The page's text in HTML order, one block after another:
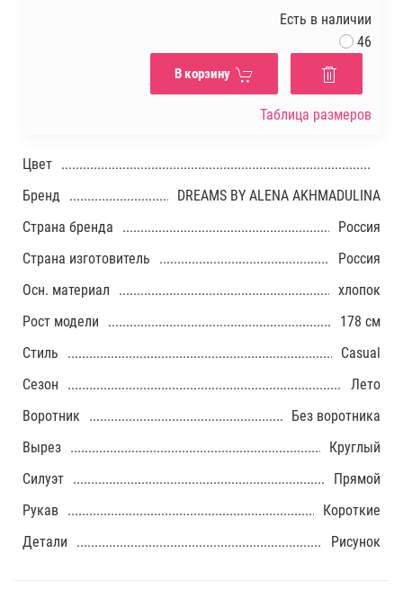
Есть в наличии
46
В корзину
Таблица размеров
Цвет
Бренд
DREAMS BY ALENA AKHMADULINA
Страна бренда
Россия
Страна изготовитель
Россия
Осн. материал
хлопок
Рост модели
178 см
Стиль
Casual
Сезон
Лето
Воротник
Без воротника
Вырез
Круглый
Силуэт
Прямой
Рукав
Короткие
Детали
Рисунок